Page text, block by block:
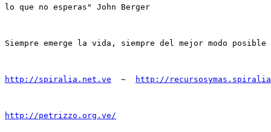
lo que no esperas" John Berger
Siempre emerge la vida, siempre del mejor modo posible
http://spiralia.net.ve
  ~
http://
http://petrizzo.org.ve/